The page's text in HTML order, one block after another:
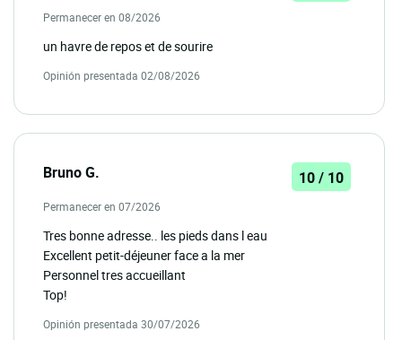
Permanecer en 08/2026
un havre de repos et de sourire
Opinión presentada 02/08/2026
Bruno G. 10 / 10
Permanecer en 07/2026
Tres bonne adresse.. les pieds dans l eau
Excellent petit-déjeuner face a la mer
Personnel tres accueillant
Top!
Opinión presentada 30/07/2026